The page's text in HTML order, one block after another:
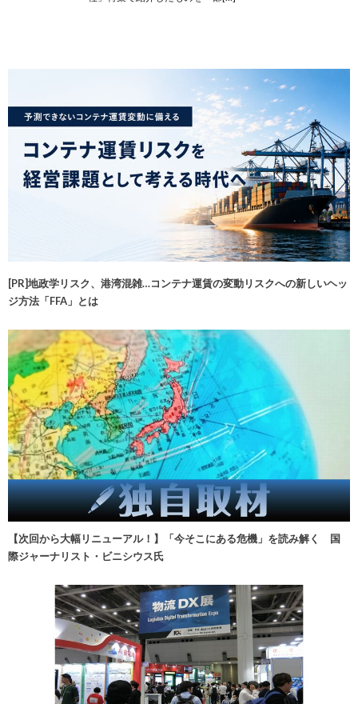
[PR]地政学リスク、港湾混雑…コンテナ運賃の変動リスクへの新しいヘッ
ジ方法「FFA」とは
【次回から大幅リニューアル！】「今そこにある危機」を読み解く 国
際ジャーナリスト・ビニシウス氏